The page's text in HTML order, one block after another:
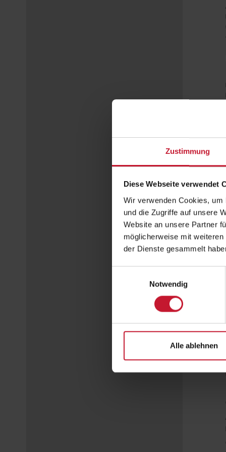
Zustimmung
Diese Webseite verwendet
Wir verwenden Cookies,
und die Zugriffe auf unsere
Website an unsere Partner
möglicherweise mit
der Dienste gesammelt
Notwendig
Alle ablehnen